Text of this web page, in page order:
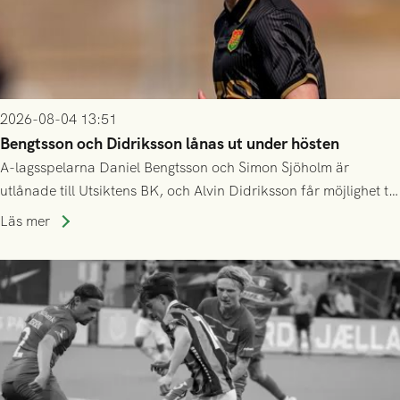
2026-08-04 13:51
Bengtsson och Didriksson lånas ut under hösten
A-lagsspelarna Daniel Bengtsson och Simon Sjöholm är
utlånade till Utsiktens BK, och Alvin Didriksson får möjlighet till
speltid i Hestrafors genom föreningssamarbete.
Läs mer